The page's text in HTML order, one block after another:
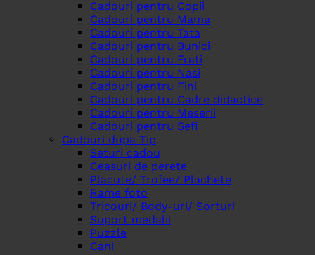
Cadouri pentru Copii
Cadouri pentru Mama
Cadouri pentru Tata
Cadouri pentru Bunici
Cadouri pentru Frati
Cadouri pentru Nasi
Cadouri pentru Fini
Cadouri pentru Cadre didactice
Cadouri pentru Meserii
Cadouri pentru Sefi
Cadouri dupa Tip
Seturi cadou
Ceasuri de perete
Placute/ Trofee/ Plachete
Rame foto
Tricouri/ Body-uri/ Sorturi
Suport medalii
Puzzle
Cani